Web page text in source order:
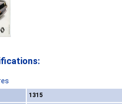
1315